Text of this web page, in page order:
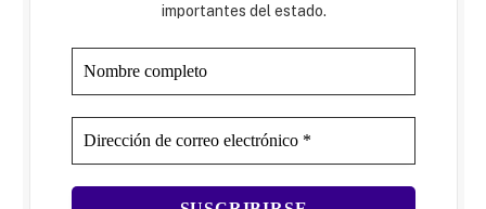
importantes del estado.